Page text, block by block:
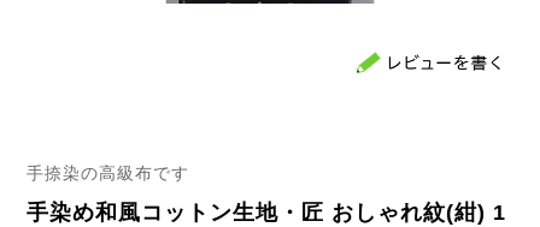
手捺染の高級布です
手染め和風コットン生地・匠 おしゃれ紋(紺) 1